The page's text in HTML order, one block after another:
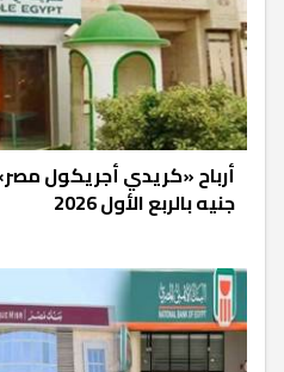
جنيه بالربع الأول 2026